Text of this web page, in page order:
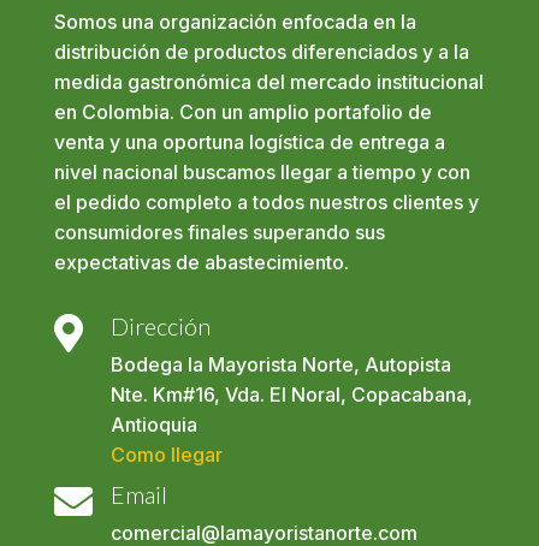
Somos una organización enfocada en la
distribución de productos diferenciados y a la
medida gastronómica del mercado institucional
en Colombia. Con un amplio portafolio de
venta y una oportuna logística de entrega a
nivel nacional buscamos llegar a tiempo y con
el pedido completo a todos nuestros clientes y
consumidores finales superando sus
expectativas de abastecimiento.
 Dirección
Bodega la Mayorista Norte, Autopista
Nte. Km#16, Vda. El Noral, Copacabana,
Antioquia
Como llegar
 Email
comercial@lamayoristanorte.com